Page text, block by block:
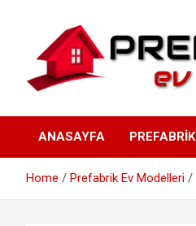
Prefabrik
– Prefabrik
Prefabrik
ANASAYFA
Home Prefabrik Ev Modelleri